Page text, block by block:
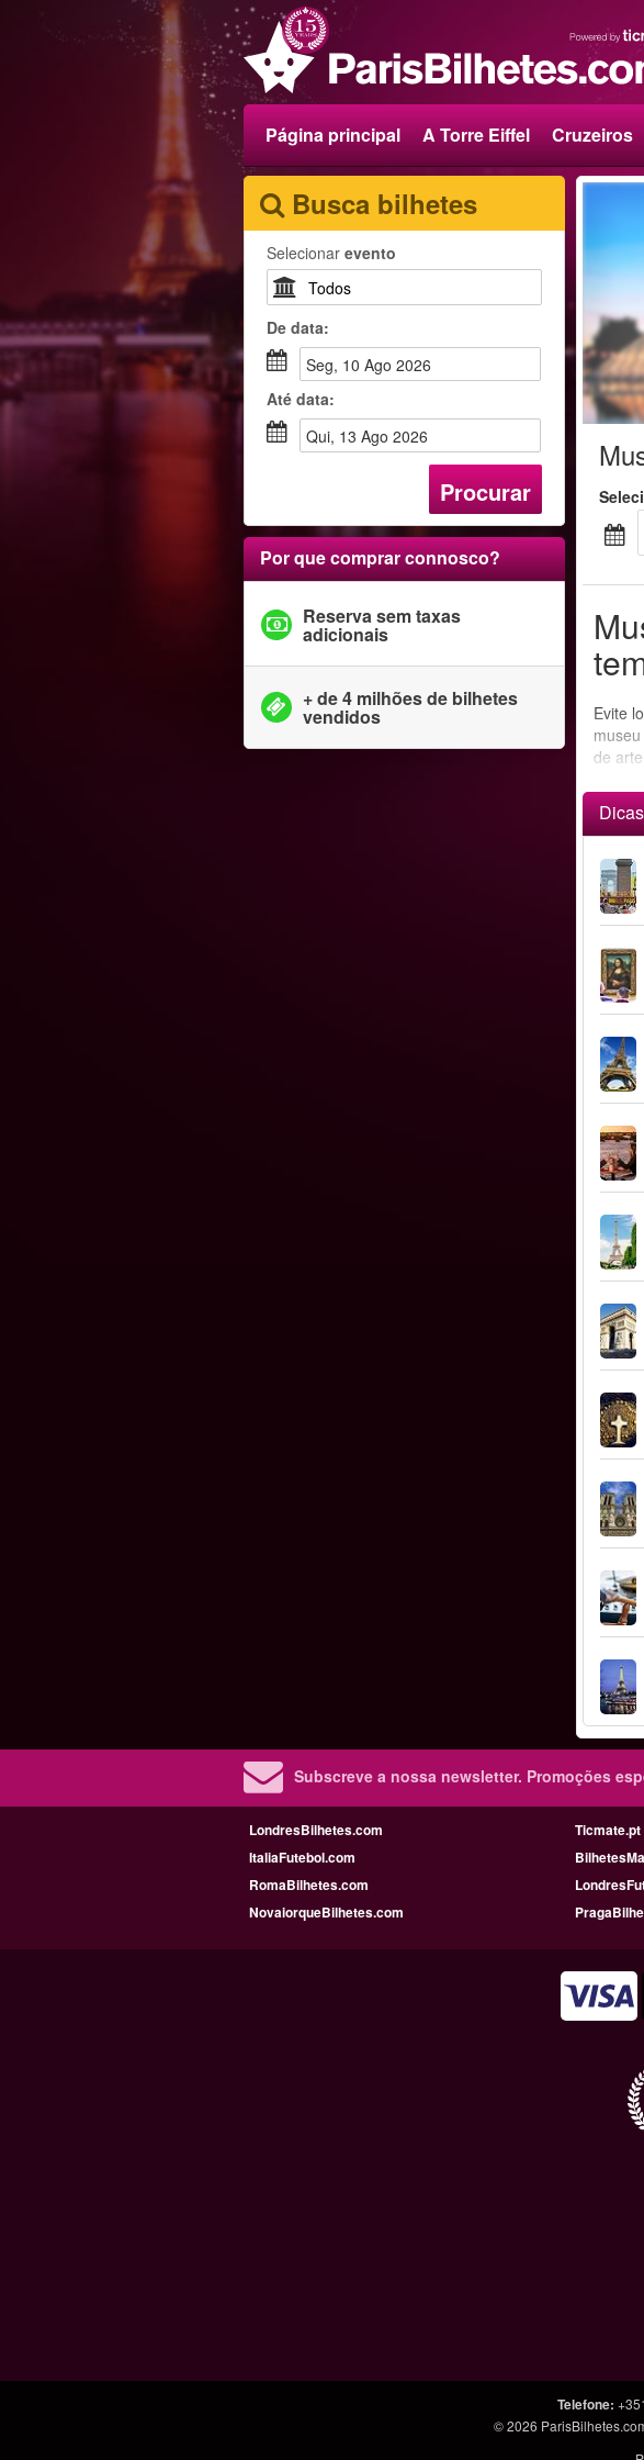
Página principal A Torre Eiffel Cruzeiros
Busca bilhetes
Selecionar evento
De data:
Seg, 10 Ago 2026
Até data:
Qui, 13 Ago 2026
Procurar
Por que comprar connosco?
Reserva sem taxas
adicionais
+ de 4 milhões de bilhetes
vendidos
Evite
de
Subscreve a nossa newsletter. Promoções
LondresBilhetes.com Ticmate.pt
ItaliaFutebol.com
RomaBilhetes.com
NovaiorqueBilhetes.com
Telefone:
© 2026